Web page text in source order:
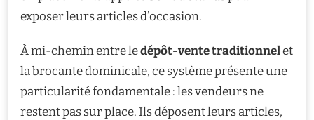
exposer leurs articles d’occasion.
À mi-chemin entre ledépôt-vente traditionnelet
la brocante dominicale, ce système présente une
particularité fondamentale : les vendeurs ne
restent pas sur place. Ils déposent leurs articles,